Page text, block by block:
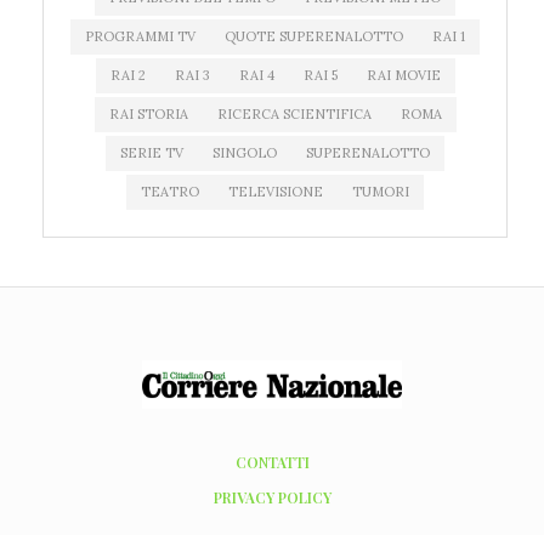
PROGRAMMI TV QUOTE SUPERENALOTTO RAI 1
RAI 2 RAI 3 RAI 4 RAI 5 RAI MOVIE
RAI STORIA RICERCA SCIENTIFICA ROMA
SERIE TV SINGOLO SUPERENALOTTO
TEATRO TELEVISIONE TUMORI
CONTATTI
PRIVACY POLICY